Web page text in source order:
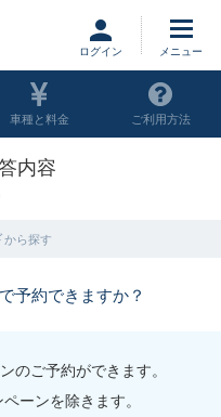
ログイン
車種と料金 ご利用方法
内容
から探す
予約できますか？
のご予約ができます。
ーンを除きます。